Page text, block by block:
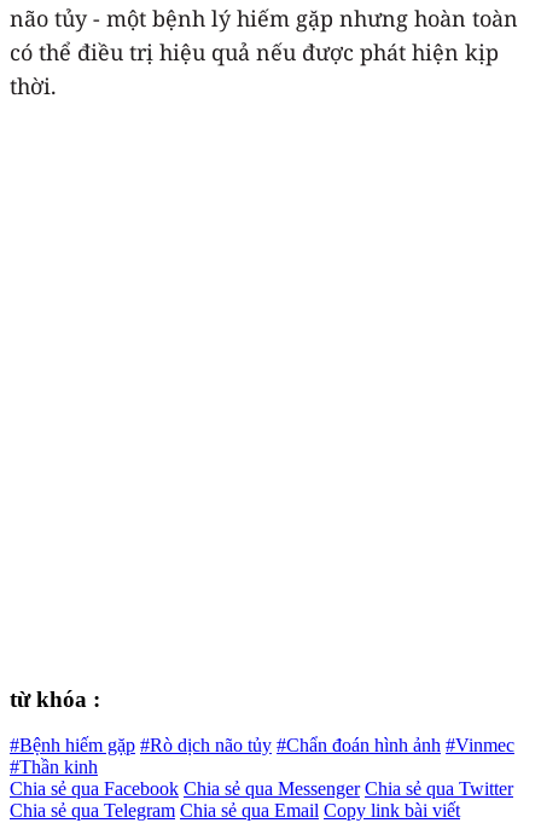
não tủy - một bệnh lý hiếm gặp nhưng hoàn toàn
có thể điều trị hiệu quả nếu được phát hiện kịp
thời.
từ khóa :
#Bệnh hiếm gặp #Rò dịch não tủy #Chẩn đoán hình ảnh #Vinmec
#Thần kinh
Chia sẻ qua Facebook Chia sẻ qua Messenger Chia sẻ qua Twitter
Chia sẻ qua Telegram Chia sẻ qua Email Copy link bài viết